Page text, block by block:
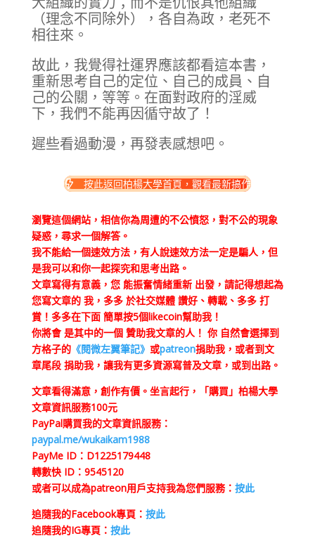
（理念不同除外），各自為政，老死不
相往來。
故此，我覺得社運界應該都看這本書，
重新思考自己的定位、自己的成員、自
己的公關，等等。在面對政府的淫威
下，我們不能再因循守故了！
遲些看過動漫，再發表感想吧。
按此返回柏楊大學首頁，觀看最新搞作
瀏覽這個網站，相信你為周遭的不公憤怒，對不公的現象
疑惑，尋求一個解答。
我不能給一個速效方法，有人說速效方法一定是騙人，但
是我可以和你一起探究和思考出路。
文章寫得有意義，您 能振奮情緒重新 出發，請記得想起為
您寫文章的 我，多多 於社交媒體 讚好、轉載、多多 打
賞！多多在下面 簡單按5個likecoin幫助我！
你將會 是其中的一個 贊助我文章的人！ 你 自然會選擇到
方格子的《閱微左翼筆記》 或patreon捐助我，或者到文
章尾段 捐助我，讓我有更多資源寫普及文章，或到出路。
文章看得滿意，創作有價。坐言起行，「購買」柏楊大學
文章資訊服務100元
PayPal購買我的文章資訊服務：
paypal.me/wukaikam1988
PayMe ID：D1225179448
轉數快 ID：9545120
或者可以成為patreon用戶支持我為您們服務： 按此
追隨我的Facebook專頁： 按此
追隨我的IG專頁： 按此